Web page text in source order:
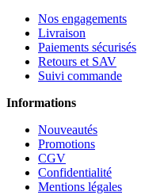
Nos engagements
Livraison
Paiements sécurisés
Retours et SAV
Suivi commande
Informations
Nouveautés
Promotions
CGV
Confidentialité
Mentions légales